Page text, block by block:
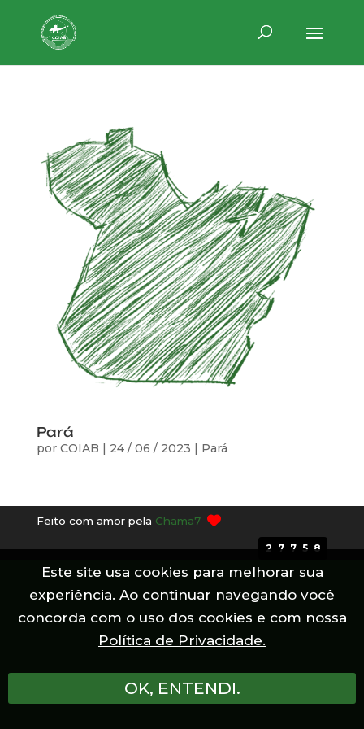
Pará
por COIAB 24 / 06 / 2023 Pará
Feito com amor pela Chama7
27758
Este site usa cookies para melhorar sua
experiência. Ao continuar navegando você
concorda com o uso dos cookies e com nossa
Política de Privacidade.
OK, ENTENDI.